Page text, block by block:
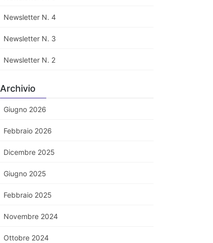
Newsletter N. 4
Newsletter N. 3
Newsletter N. 2
Archivio
Giugno 2026
Febbraio 2026
Dicembre 2025
Giugno 2025
Febbraio 2025
Novembre 2024
Ottobre 2024